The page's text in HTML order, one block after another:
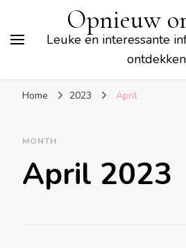
Opnieuw
Leuke en interessante
ontdekken
Home 2023 April
MONTH
April 2023